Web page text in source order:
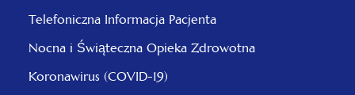
Telefoniczna Informacja Pacjenta
Nocna i Świąteczna Opieka Zdrowotna
Koronawirus (COVID-19)